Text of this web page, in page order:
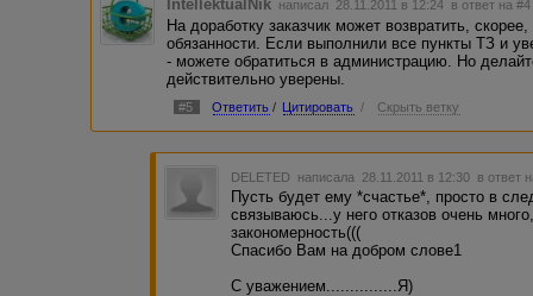
IntellektualNik написал 28.11.2011 в 12:24 в ответ на #4
На доработку заказчик может возвратить,
обязанности. Если выполнили все пункты ТЗ и
- можете обратиться в администрацию. Но
действительно уверены.
#5 Ответить / Цитировать / Скрыть ветку
DELETED написала 28.11.2011 в 12:30 в ответ
Пусть будет ему *счастье*, просто в
связываюсь...у него отказов очень
закономерность(((
Спасибо Вам на добром слове1
С уважением...............Я)